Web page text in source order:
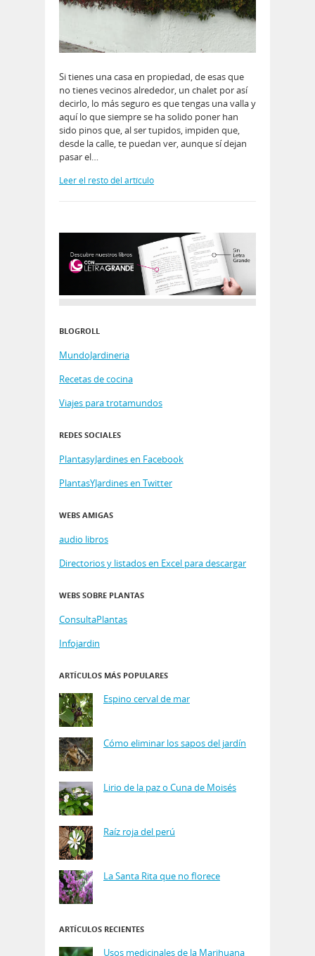
Si tienes una casa en propiedad, de esas que
no tienes vecinos alrededor, un chalet por así
decirlo, lo más seguro es que tengas una valla y
aquí lo que siempre se ha solido poner han
sido pinos que, al ser tupidos, impiden que,
desde la calle, te puedan ver, aunque sí dejan
pasar el…
Leer el resto del artículo
BLOGROLL
MundoJardineria
Recetas de cocina
Viajes para trotamundos
REDES SOCIALES
PlantasyJardines en Facebook
PlantasYJardines en Twitter
WEBS AMIGAS
audio libros
Directorios y listados en Excel para descargar
WEBS SOBRE PLANTAS
ConsultaPlantas
Infojardin
ARTÍCULOS MÁS POPULARES
Espino cerval de mar
Cómo eliminar los sapos del jardín
Lirio de la paz o Cuna de Moisés
Raíz roja del perú
La Santa Rita que no florece
ARTÍCULOS RECIENTES
Usos medicinales de la Marihuana